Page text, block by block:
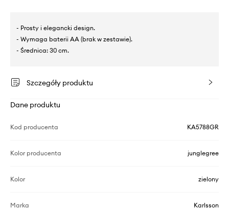
- Prosty i elegancki design.
- Wymaga baterii AA (brak w zestawie).
- Średnica: 30 cm.
Szczegóły produktu
Dane produktu
Kod producenta KA5788GR
Kolor producenta junglegree
Kolor zielony
Marka Karlsson